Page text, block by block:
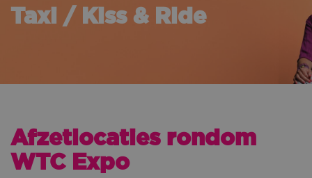
Taxi / Kiss & Ride
Afzetlocaties rondom
WTC Expo